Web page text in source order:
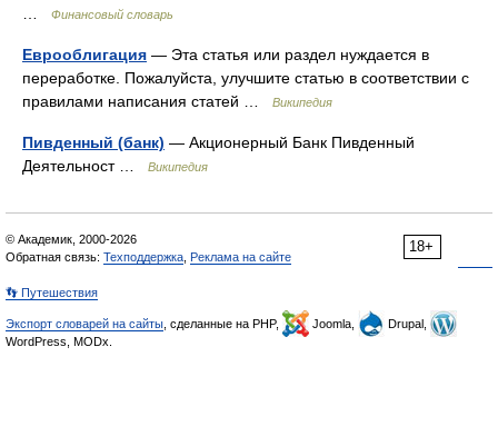
Финансовый словарь
Еврооблигация — Эта статья или раздел нуждается в
переработке. Пожалуйста, улучшите статью в соответствии с
правилами написания статей …
Википедия
Пивденный (банк) — Акционерный Банк Пивденный
Деятельност …
Википедия
18+
© Академик, 2000-2026
Обратная связь: Техподдержка Реклама на сайте
👣 Путешествия
Экспорт словарей на сайты , сделанные на PHP, Joomla,
Drupal,
WordPress, MODx.